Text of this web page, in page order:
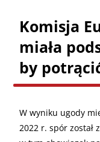
Komisja
miała
by
W wyniku ugody
2022 r. spór został